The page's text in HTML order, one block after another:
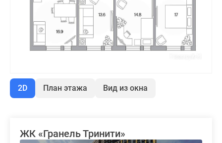
2D План этажа Вид из окна
ЖК «Гранель Тринити»